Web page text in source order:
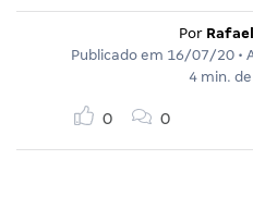
Por
Publicado em 16/07/20 •
4 min.
0 0